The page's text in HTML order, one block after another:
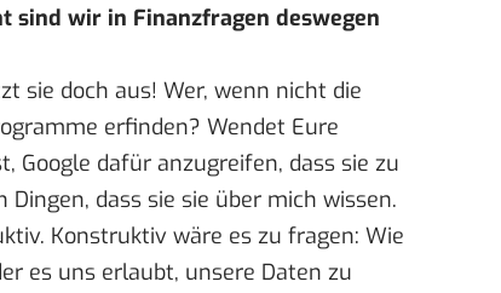
sind wir in Finanzfragen deswegen
sie doch aus! Wer, wenn nicht die
erfinden? Wendet Eure
Google dafür anzugreifen, dass sie zu
dass sie sie über mich wissen.
Konstruktiv wäre es zu fragen: Wie
es uns erlaubt, unsere Daten zu